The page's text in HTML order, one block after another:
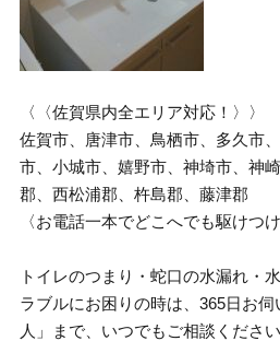
〈〈佐賀県内全エリア対応！〉〉
佐賀市、唐津市、鳥栖市、多久市
市、小城市、嬉野市、神埼市、神
郡、西松浦郡、杵島郡、藤津郡
〈お電話一本でどこへでも駆けつ
トイレのつまり・蛇口の水漏れ・
ラブルにお困りの時は、365日お
人」まで、いつでもご相談ください